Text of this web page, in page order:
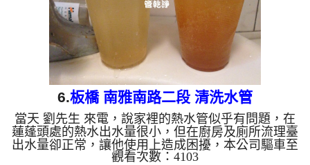
6.板橋 南雅南路二段 清洗水管
當天 劉先生 來電，說家裡的熱水管似乎有問題，在
蓮蓬頭處的熱水出水量很小，但在廚房及廁所流理臺
出水量卻正常，讓他使用上造成困擾，本公司驅車至
劉 公館 查看，發現管路已經生鏽的很嚴重，導致熱
觀看次數：4103